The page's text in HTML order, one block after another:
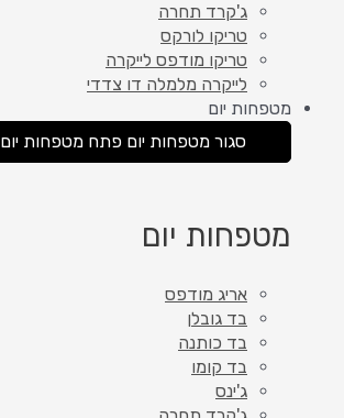
ג'קרד תחרה
טריקו לורקס
טריקו מודפס לייקרה
לייקרה מלמלה דו צדדי
מטפחות יום
סגור מטפחות יום פתח מטפחות יום
מטפחות יום
אריג מודפס
בד גובלן
בד כותנה
בד קומו
ג'ינס